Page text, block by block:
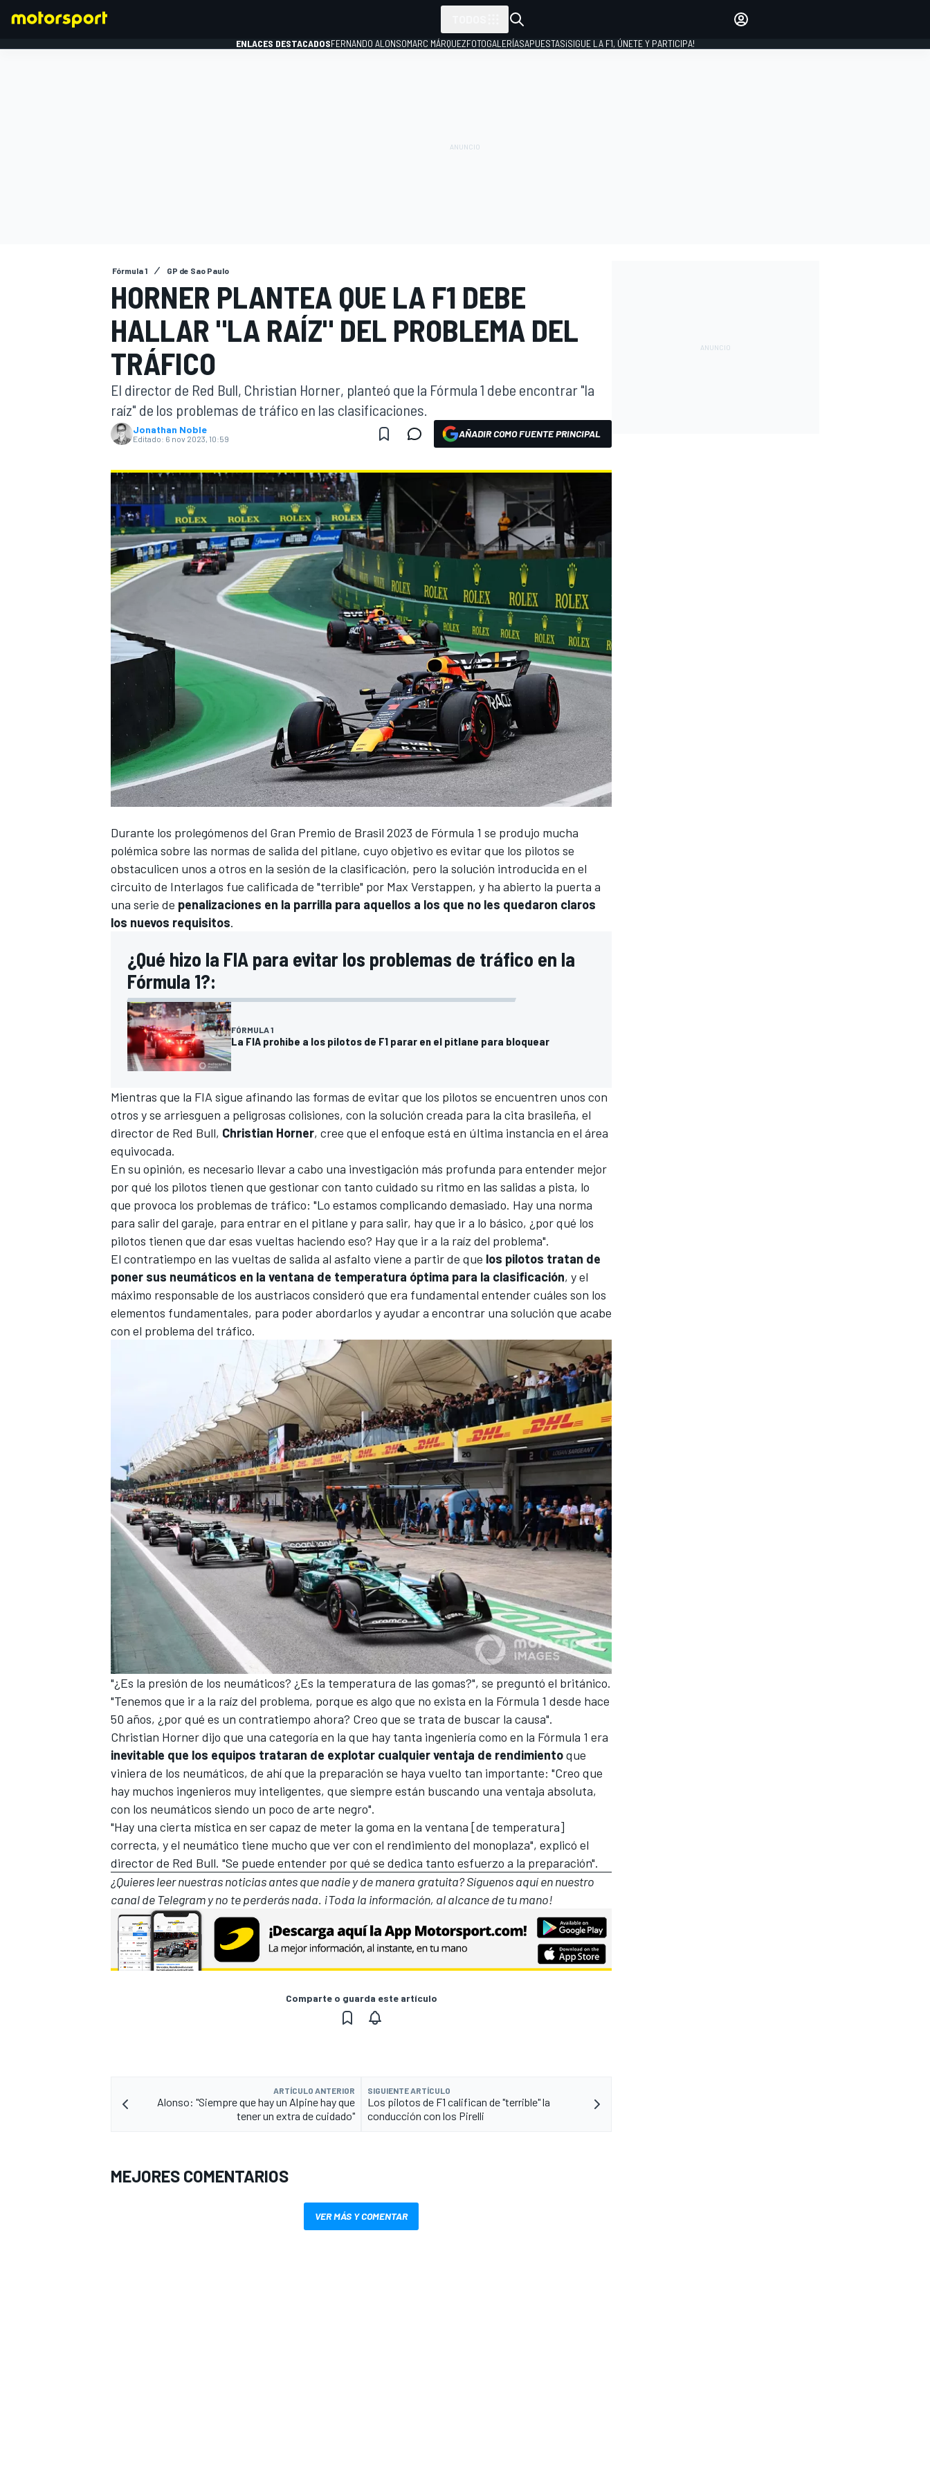
WEC FÓRMULA E
MÁS CATEGORÍAS
ENLACES DESTACADOSFERNANDO ALONSOMARC MÁRQUEZFOTOGALERÍASAPUESTAS¡SIGUE LA F1, ÚNETE Y PARTICIPA!
Fórmula 1 GP de Sao Paulo
HORNER PLANTEA QUE LA F1 DEBE
HALLAR "LA RAÍZ" DEL PROBLEMA DEL
TRÁFICO
El director de Red Bull, Christian Horner, planteó que la Fórmula 1 debe encontrar "la
raíz" de los problemas de tráfico en las clasificaciones.
Jonathan Noble
Editado: 6 nov 2023, 10:59 AÑADIR COMO FUENTE PRINCIPAL
Durante los prolegómenos del Gran Premio de Brasil 2023 de Fórmula 1 se produjo mucha
polémica sobre las normas de salida del pitlane, cuyo objetivo es evitar que los pilotos se
obstaculicen unos a otros en la sesión de la clasificación, pero la solución introducida en el
circuito de Interlagos fue calificada de "terrible" por Max Verstappen, y ha abierto la puerta a
una serie de penalizaciones en la parrilla para aquellos a los que no les quedaron claros
los nuevos requisitos.
¿Qué hizo la FIA para evitar los problemas de tráfico en la
Fórmula 1?:
FÓRMULA 1
La FIA prohibe a los pilotos de F1 parar en el pitlane para bloquear
Mientras que la FIA sigue afinando las formas de evitar que los pilotos se encuentren unos con
otros y se arriesguen a peligrosas colisiones, con la solución creada para la cita brasileña, el
director de Red Bull, Christian Horner, cree que el enfoque está en última instancia en el área
equivocada.
En su opinión, es necesario llevar a cabo una investigación más profunda para entender mejor
por qué los pilotos tienen que gestionar con tanto cuidado su ritmo en las salidas a pista, lo
que provoca los problemas de tráfico: "Lo estamos complicando demasiado. Hay una norma
para salir del garaje, para entrar en el pitlane y para salir, hay que ir a lo básico, ¿por qué los
pilotos tienen que dar esas vueltas haciendo eso? Hay que ir a la raíz del problema".
El contratiempo en las vueltas de salida al asfalto viene a partir de que los pilotos tratan de
poner sus neumáticos en la ventana de temperatura óptima para la clasificación, y el
máximo responsable de los austriacos consideró que era fundamental entender cuáles son los
elementos fundamentales, para poder abordarlos y ayudar a encontrar una solución que acabe
con el problema del tráfico.
"¿Es la presión de los neumáticos? ¿Es la temperatura de las gomas?", se preguntó el británico.
"Tenemos que ir a la raíz del problema, porque es algo que no exista en la Fórmula 1 desde hace
50 años, ¿por qué es un contratiempo ahora? Creo que se trata de buscar la causa".
Christian Horner dijo que una categoría en la que hay tanta ingeniería como en la Fórmula 1 era
inevitable que los equipos trataran de explotar cualquier ventaja de rendimientoque
viniera de los neumáticos, de ahí que la preparación se haya vuelto tan importante: "Creo que
hay muchos ingenieros muy inteligentes, que siempre están buscando una ventaja absoluta,
con los neumáticos siendo un poco de arte negro".
"Hay una cierta mística en ser capaz de meter la goma en la ventana [de temperatura]
correcta, y el neumático tiene mucho que ver con el rendimiento del monoplaza", explicó el
director de Red Bull. "Se puede entender por qué se dedica tanto esfuerzo a la preparación".
¿Quieres leer nuestras noticias antes que nadie y de manera gratuita? Síguenosaquí en nuestro
canal de Telegramy no te perderás nada. ¡Toda la información, al alcance de tu mano!
Comparte o guarda este artículo
ARTÍCULO ANTERIOR
Alonso: "Siempre que hay un Alpine hay que
tener un extra de cuidado"
SIGUIENTE ARTÍCULO
Los pilotos de F1 califican de "terrible" la
conducción con los Pirelli
MEJORES COMENTARIOS
VER MÁS Y COMENTAR